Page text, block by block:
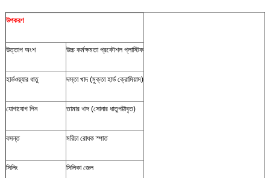
উপকরণ
উত্তাপ অংশ উচ্চ কর্মক্ষমতা প্রকৌশল প্লাস্টিক
হার্ডওয়্যার ধাতু দস্তা খাদ (মুক্তা হার্ড ক্রোমিয়াম)
যোগাযোগ পিন তামার খাদ (সোনার ধাতুপট্টাবৃত)
বসন্ত মরিচা রোধক স্পাত
সিলিং সিলিকা জেল